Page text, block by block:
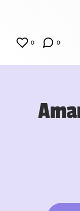
0 0